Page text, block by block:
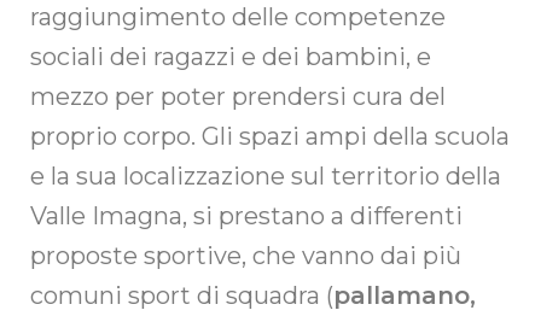
raggiungimento delle competenze
sociali dei ragazzi e dei bambini, e
mezzo per poter prendersi cura del
proprio corpo. Gli spazi ampi della scuola
e la sua localizzazione sul territorio della
Valle Imagna, si prestano a differenti
proposte sportive, che vanno dai più
comuni sport di squadra (pallamano,